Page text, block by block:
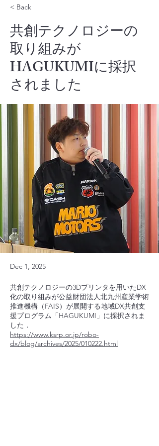
< Back
共創テクノロジーの
取り組みが
HAGUKUMIに採択
されました
Dec 1, 2025
共創テクノロジーの3Dプリンタを用いたDX
化の取り組みが公益財団法人北九州産業学術
推進機構（FAIS）が展開する地域DX共創支
援プログラム「HAGUKUMI」に採択されま
した．
https://www.ksrp.or.jp/robo-
dx/blog/archives/2025/010222.html